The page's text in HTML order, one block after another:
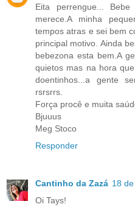
Eita perrengue... Bebe
merece.A minha
tempos atras e sei bem
principal motivo. Ainda
bebezona esta bem.A
quietos mas na hora
doentinhos...a gente
rsrsrrs.
Força procê e muita
Bjuuus
Meg Stoco
Responder
Cantinho da Zazá 18
Oi Tays!